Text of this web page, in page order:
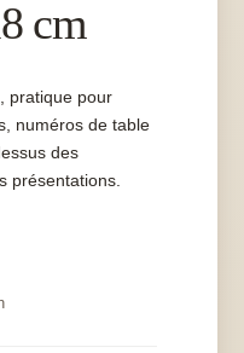
cm
pratique pour
numéros de table
des
présentations.